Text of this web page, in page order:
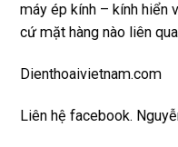
máy ép kính – kính hiển
cứ mặt hàng nào liên
Dienthoaivietnam.com
Liên hệ facebook.